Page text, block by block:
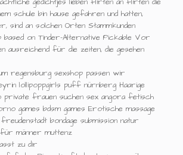
schule bin hause gefahren und hatten,
sind an solchen Orten Stammkunden
based on Tinder-Alternative Pickable Vor
ausreichend für die zeiten, die gesehen
regensburg sexshop passen wir
lollipoppgirls puff nürnberg Haarige
private frauen suchen sex angora fetisch
games bdsm games Erotische massage
bondage submission natur
männer muttenz
zu dir